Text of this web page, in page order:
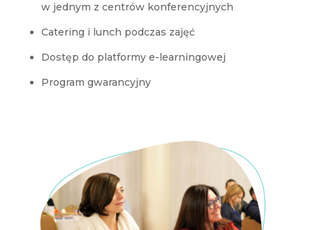
w jednym z centrów konferencyjnych
Catering i lunch podczas zajęć
Dostęp do platformy e-learningowej
Program gwarancyjny